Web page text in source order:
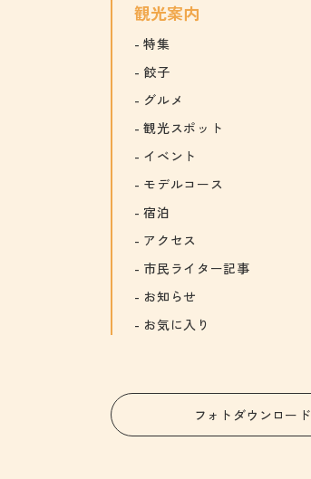
観光案内
特集
餃子
グルメ
観光スポット
イベント
モデルコース
宿泊
アクセス
市民ライター記事
お知らせ
お気に入り
フォトダウンロード